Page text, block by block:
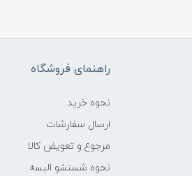
راهنمای فروشگاه
نحوه خرید
ارسال سفارشات
مرجوع و تعویض کالا
نحوه شستشو البسه